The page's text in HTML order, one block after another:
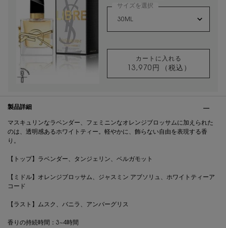
サイズを選択
カートに入れる
13,970円
（税込）
リブレ オーデパル
製品詳細
マスキュリンなラベンダー、フェミニンなオレンジブロッサムに加えられた
のは、透明感あるホワイトティー。軽やかに、飾らない自由を表現する香
り。
【トップ】ラベンダー、タンジェリン、ベルガモット
【ミドル】オレンジブロッサム、ジャスミン アブソリュ、ホワイトティーア
コード
【ラスト】ムスク、バニラ、アンバーグリス
香りの持続時間：3~4時間